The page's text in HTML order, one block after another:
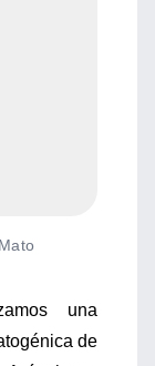
una
de